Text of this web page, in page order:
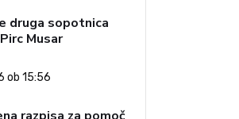
druga sopotnica
Musar
ob 15:56